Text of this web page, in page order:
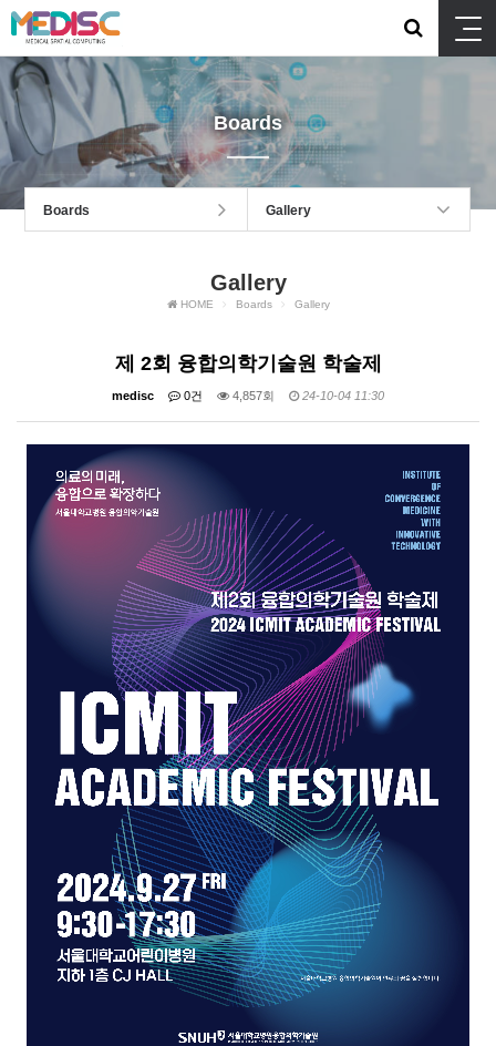
Boards
Boards Gallery
Gallery
HOME Boards Gallery
제 2회 융합의학기술원 학술제
medisc 0건 4,857회 24-10-04 11:30